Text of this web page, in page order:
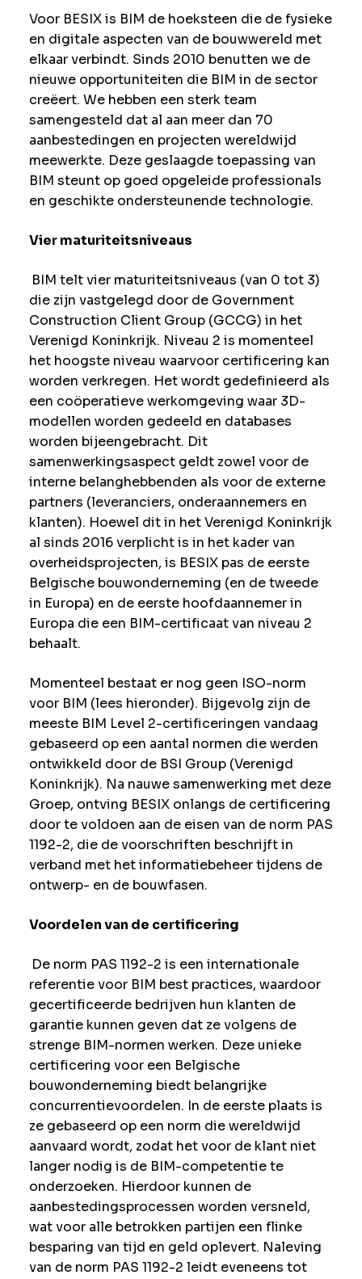
Voor BESIX is BIM de hoeksteen die de fysieke
en digitale aspecten van de bouwwereld met
elkaar verbindt. Sinds 2010 benutten we de
nieuwe opportuniteiten die BIM in de sector
creëert. We hebben een sterk team
samengesteld dat al aan meer dan 70
aanbestedingen en projecten wereldwijd
meewerkte. Deze geslaagde toepassing van
BIM steunt op goed opgeleide professionals
en geschikte ondersteunende technologie.
Vier maturiteitsniveaus
BIM telt vier maturiteitsniveaus (van 0 tot 3)
die zijn vastgelegd door de Government
Construction Client Group (GCCG) in het
Verenigd Koninkrijk. Niveau 2 is momenteel
het hoogste niveau waarvoor certificering kan
worden verkregen. Het wordt gedefinieerd als
een coöperatieve werkomgeving waar 3D-
modellen worden gedeeld en databases
worden bijeengebracht. Dit
samenwerkingsaspect geldt zowel voor de
interne belanghebbenden als voor de externe
partners (leveranciers, onderaannemers en
klanten). Hoewel dit in het Verenigd Koninkrijk
al sinds 2016 verplicht is in het kader van
overheidsprojecten, is BESIX pas de eerste
Belgische bouwonderneming (en de tweede
in Europa) en de eerste hoofdaannemer in
Europa die een BIM-certificaat van niveau 2
behaalt.
Momenteel bestaat er nog geen ISO-norm
voor BIM (lees hieronder). Bijgevolg zijn de
meeste BIM Level 2-certificeringen vandaag
gebaseerd op een aantal normen die werden
ontwikkeld door de BSI Group (Verenigd
Koninkrijk). Na nauwe samenwerking met deze
Groep, ontving BESIX onlangs de certificering
door te voldoen aan de eisen van de norm PAS
1192-2, die de voorschriften beschrijft in
verband met het informatiebeheer tijdens de
ontwerp- en de bouwfasen.
Voordelen van de certificering
De norm PAS 1192-2 is een internationale
referentie voor BIM best practices, waardoor
gecertificeerde bedrijven hun klanten de
garantie kunnen geven dat ze volgens de
strenge BIM-normen werken. Deze unieke
certificering voor een Belgische
bouwonderneming biedt belangrijke
concurrentievoordelen. In de eerste plaats is
ze gebaseerd op een norm die wereldwijd
aanvaard wordt, zodat het voor de klant niet
langer nodig is de BIM-competentie te
onderzoeken. Hierdoor kunnen de
aanbestedingsprocessen worden versneld,
wat voor alle betrokken partijen een flinke
besparing van tijd en geld oplevert. Naleving
van de norm PAS 1192-2 leidt eveneens tot